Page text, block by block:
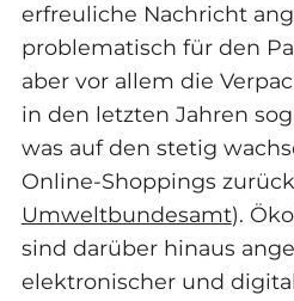
erfreuliche Nachricht
problematisch für den
aber vor allem die
in den letzten Jahren
was auf den stetig
Online-Shoppings
Umweltbundesamt).
sind darüber hinaus
elektronischer und